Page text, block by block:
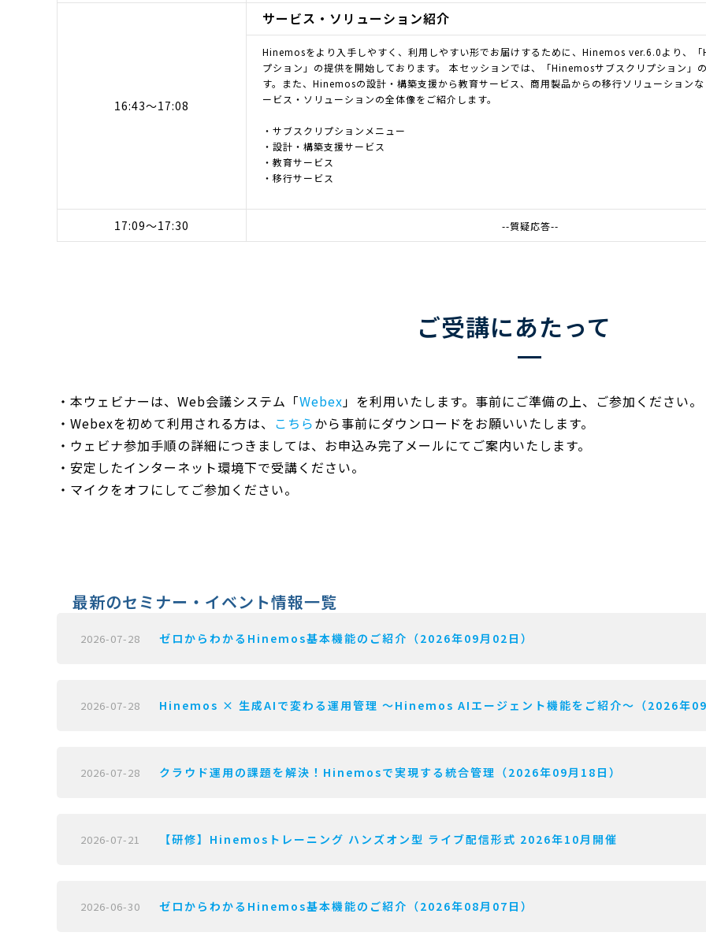
16:43～17:08
サービス・ソリューション紹介
Hinemosをより入手しやすく、利用しやすい形でお届けするために、Hinemos ver.6.0より、
プション」の提供を開始しております。 本セッションでは、「Hinemosサブスクリプション」
す。また、Hinemosの設計・構築支援から教育サービス、商用製品からの移行ソリューション
ービス・ソリューションの全体像をご紹介します。
・サブスクリプションメニュー
・設計・構築支援サービス
・教育サービス
・移行サービス
17:09～17:30 --質疑応答--
ご受講にあたって
・本ウェビナーは、Web会議システム「Webex」を利用いたします。事前にご準備の上、ご参加ください。
・Webexを初めて利用される方は、 こちらから事前にダウンロードをお願いいたします。
・ウェビナ参加手順の詳細につきましては、お申込み完了メールにてご案内いたします。
・安定したインターネット環境下で受講ください。
・マイクをオフにしてご参加ください。
最新のセミナー・イベント情報一覧
2026-07-28 ゼロからわかるHinemos基本機能のご紹介（2026年09月02日）
2026-07-28 Hinemos × 生成AIで変わる運用管理 〜Hinemos AIエージェント機能をご紹介〜（2026年
2026-07-28 クラウド運用の課題を解決！Hinemosで実現する統合管理（2026年09月18日）
2026-07-21 【研修】Hinemosトレーニング ハンズオン型 ライブ配信形式 2026年10月開催
2026-06-30 ゼロからわかるHinemos基本機能のご紹介（2026年08月07日）